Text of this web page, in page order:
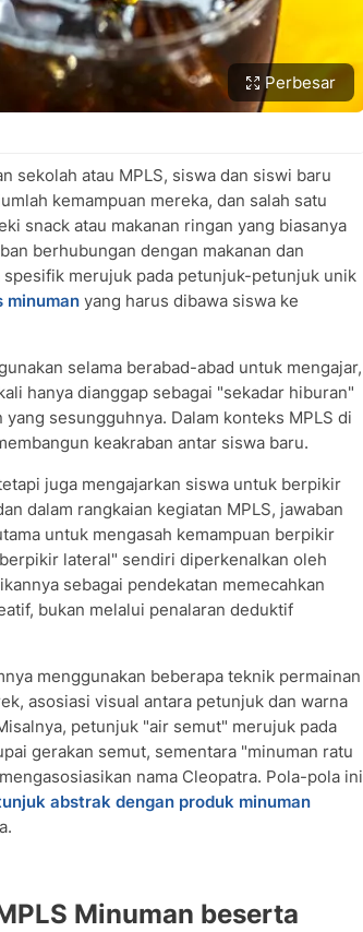
Perbesar
sekolah atau MPLS, siswa dan siswi baru
kemampuan mereka, dan salah satu
snack atau makanan ringan yang biasanya
berhubungan dengan makanan dan
merujuk pada petunjuk-petunjuk unik
minuman yang harus dibawa siswa ke
selama berabad-abad untuk mengajar,
hanya dianggap sebagai "sekadar hiburan"
sesungguhnya. Dalam konteks MPLS di
keakraban antar siswa baru.
juga mengajarkan siswa untuk berpikir
dalam rangkaian kegiatan MPLS, jawaban
untuk mengasah kemampuan berpikir
lateral" sendiri diperkenalkan oleh
sebagai pendekatan memecahkan
bukan melalui penalaran deduktif
menggunakan beberapa teknik permainan
asosiasi visual antara petunjuk dan warna
petunjuk "air semut" merujuk pada
gerakan semut, sementara "minuman ratu
nama Cleopatra. Pola-pola ini
abstrak dengan produk minuman
Minuman beserta